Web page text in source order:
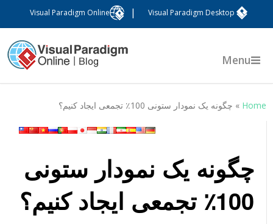
Visual Paradigm Desktop
Visual Paradigm Online
Menu
Home
» چگونه یک نمودار ستونی 100٪ تجمعی ایجاد کنیم؟
چگونه یک نمودار ستونی
100٪ تجمعی ایجاد کنیم؟